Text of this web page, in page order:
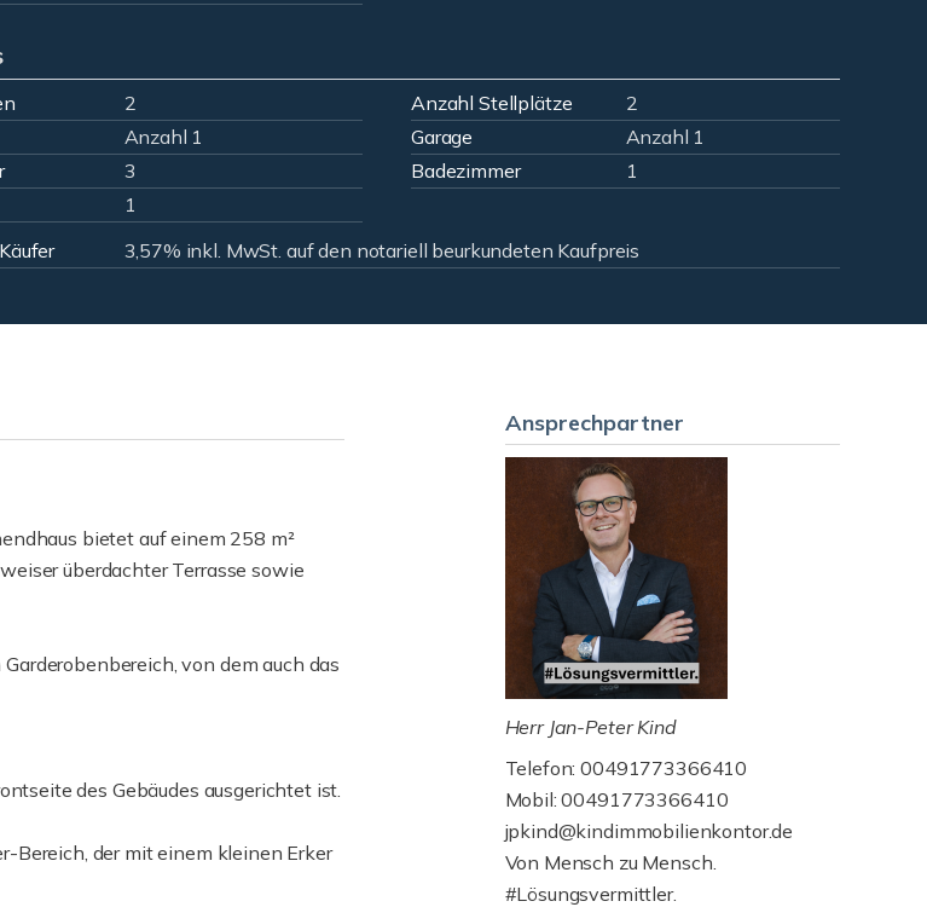
2 Anzahl Stellplätze
2
Anzahl 1 Garage
Anzahl 1
3 Badezimmer
1
1
3,57% inkl. MwSt. auf den notariell beurkundeten Kaufpreis
bietet auf einem 258 m²
überdachter Terrasse sowie
von dem auch das
des Gebäudes ausgerichtet ist.
Bereich, der mit einem kleinen Erker
Ansprechpartner
Herr Jan-Peter Kind
Telefon: 00491773366410
Mobil: 00491773366410
jpkind@kindimmobilienkontor.de
Von Mensch zu Mensch.
#Lösungsvermittler.